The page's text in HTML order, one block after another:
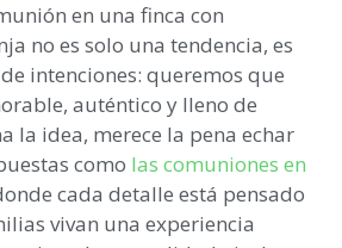
en una finca con
no es solo una tendencia, es
intenciones: queremos que
auténtico y lleno de
la idea, merece la pena echar
como las comuniones en
cada detalle está pensado
vivan una experiencia